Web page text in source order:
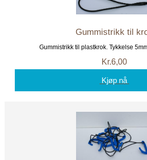
Gummistrikk til
Gummistrikk til plastkrok. Tykkelse
Kr.6,00
Kjøp nå